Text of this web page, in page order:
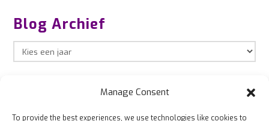
Manage Consent
To provide the best experiences, we use technologies like cookies to
Blog Archief